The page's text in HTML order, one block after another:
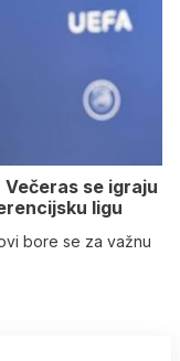
se igraju
ligu
bore se za važnu